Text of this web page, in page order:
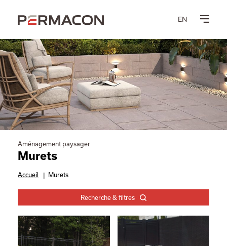
EN
Aménagement paysager
Murets
Accueil | Murets
Recherche & filtres